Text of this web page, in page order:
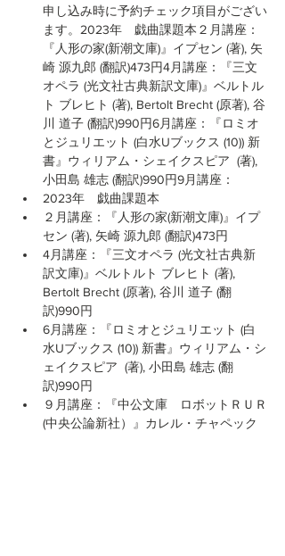
申し込み時に予約チェック項目がござい
ます。2023年　戯曲課題本２月講座：
『人形の家(新潮文庫)』イプセン (著), 矢
崎 源九郎 (翻訳)473円4月講座：『三文
オペラ (光文社古典新訳文庫)』ベルトル
ト ブレヒト (著), Bertolt Brecht (原著), 谷
川 道子 (翻訳)990円6月講座：『ロミオ
とジュリエット (白水Uブックス (10)) 新
書』ウィリアム・シェイクスピア  (著),
小田島 雄志 (翻訳)990円9月講座：
2023年　戯曲課題本
２月講座：『人形の家(新潮文庫)』イプ
セン (著), 矢崎 源九郎 (翻訳)473円
4月講座：『三文オペラ (光文社古典新
訳文庫)』ベルトルト ブレヒト (著),
Bertolt Brecht (原著), 谷川 道子 (翻
訳)990円
6月講座：『ロミオとジュリエット (白
水Uブックス (10)) 新書』ウィリアム・シ
ェイクスピア  (著), 小田島 雄志 (翻
訳)990円
９月講座：『中公文庫　ロボットＲＵＲ
(中央公論新社）』カレル・チャペック